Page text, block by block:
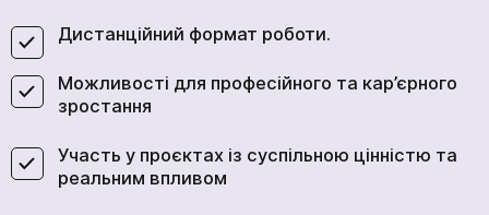
Дистанційний формат роботи.
Можливості для професійного та кар’єрного
зростання
Участь у проєктах із суспільною цінністю та
реальним впливом